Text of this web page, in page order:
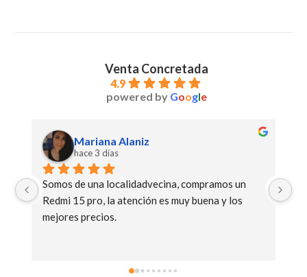
Venta Concretada
4.9
powered by Google
Mariana Alaniz
hace 3 días
Somos de una localidadvecina, compramos un
Redmi 15 pro, la atención es muy buena y los
mejores precios.